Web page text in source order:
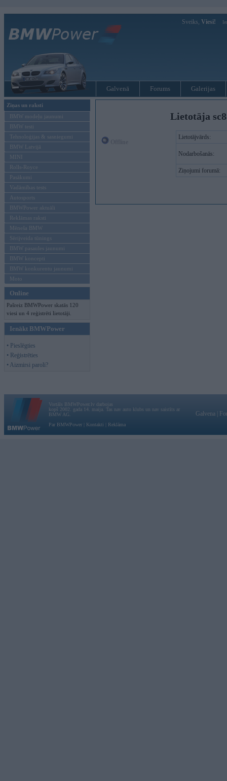
Sveiks, Viesi!
Galvenā Forums Galerijas
Ziņas un raksti
BMW modeļu jaunumi
BMW testi
Tehnoloģijas & sasniegumi
BMW Latvijā
MINI
Rolls-Royce
Pasākumi
Vadāmības tests
Autosports
BMWPower aktuāli
Reklāmas raksti
Mēneša BMW
Sērijveida tūnings
BMW pasaules jaunumi
BMW koncepti
BMW konkurentu jaunumi
Moto
Online
Pašreiz BMWPower skatās 120
viesi un 4 reģistrēti lietotāji.
Ienākt BMWPower
• Pieslēgties
• Reģistrēties
• Aizmirsi paroli?
Lietotāja
Lietotājvārds:
Nodarbošanās:
Ziņojumi forumā:
Vortāls BMWPower.lv darbojas
kopš 2002. gada 14. maija. Tas nav auto klubs un nav saistīts ar
BMW AG.
Par BMWPower
Kontakti Reklāma
Galvena